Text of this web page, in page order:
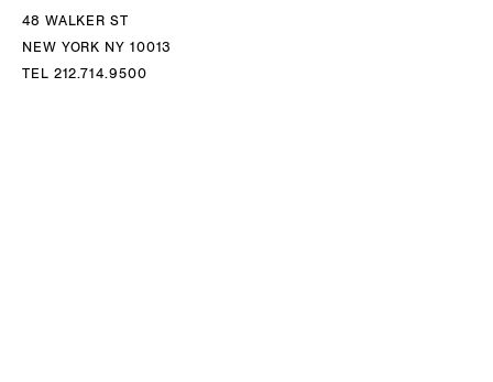
48 WALKER ST
NEW YORK NY 10013
TEL 212.714.9500